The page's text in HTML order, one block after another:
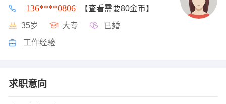
136****0806 【查看需要80金币】
35岁 大专 已婚
工作经验
求职意向